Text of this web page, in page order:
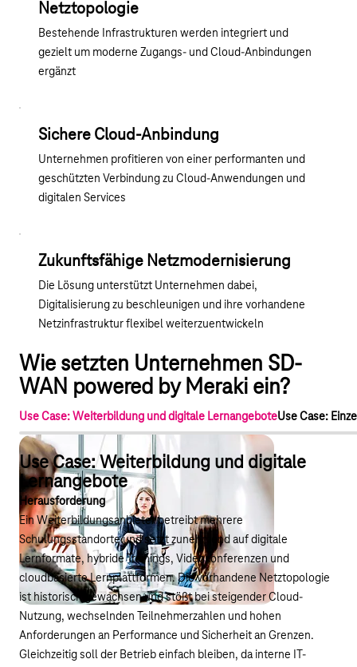
Netztopologie
Bestehende Infrastrukturen werden integriert und
gezielt um moderne Zugangs- und Cloud-Anbindungen
ergänzt
Sichere Cloud-Anbindung
Unternehmen profitieren von einer performanten und
geschützten Verbindung zu Cloud-Anwendungen und
digitalen Services
Zukunftsfähige Netzmodernisierung
Die Lösung unterstützt Unternehmen dabei,
Digitalisierung zu beschleunigen und ihre vorhandene
Netzinfrastruktur flexibel weiterzuentwickeln
Wie setzten Unternehmen SD-
WAN powered by Meraki ein?
Use Case: Weiterbildung und digitale LernangeboteUse Case:
Use Case: Weiterbildung und digitale
Lernangebote
Herausforderung
Ein Weiterbildungsanbieter betreibt mehrere
Schulungsstandorte und setzt zunehmend auf digitale
Lernformate, hybride Trainings, Videokonferenzen und
cloudbasierte Lernplattformen. Die vorhandene Netztopologie
ist historisch gewachsen und stößt bei steigender Cloud-
Nutzung, wechselnden Teilnehmerzahlen und hohen
Anforderungen an Performance und Sicherheit an Grenzen.
Gleichzeitig soll der Betrieb einfach bleiben, da interne IT-